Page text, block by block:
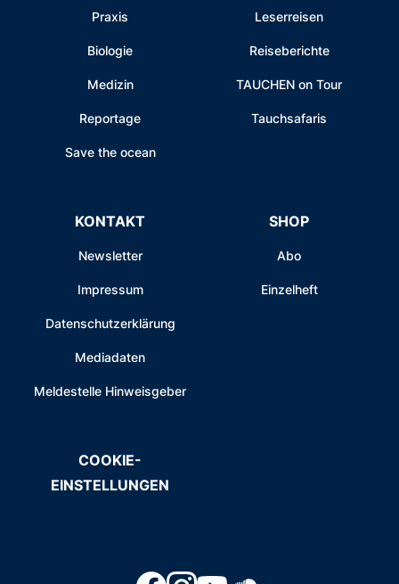
Praxis
Biologie
Medizin
Reportage
Save the ocean
Leserreisen
Reiseberichte
TAUCHEN on Tour
Tauchsafaris
KONTAKT
Newsletter
Impressum
Datenschutzerklärung
Mediadaten
Meldestelle Hinweisgeber
SHOP
Abo
Einzelheft
COOKIE-
EINSTELLUNGEN